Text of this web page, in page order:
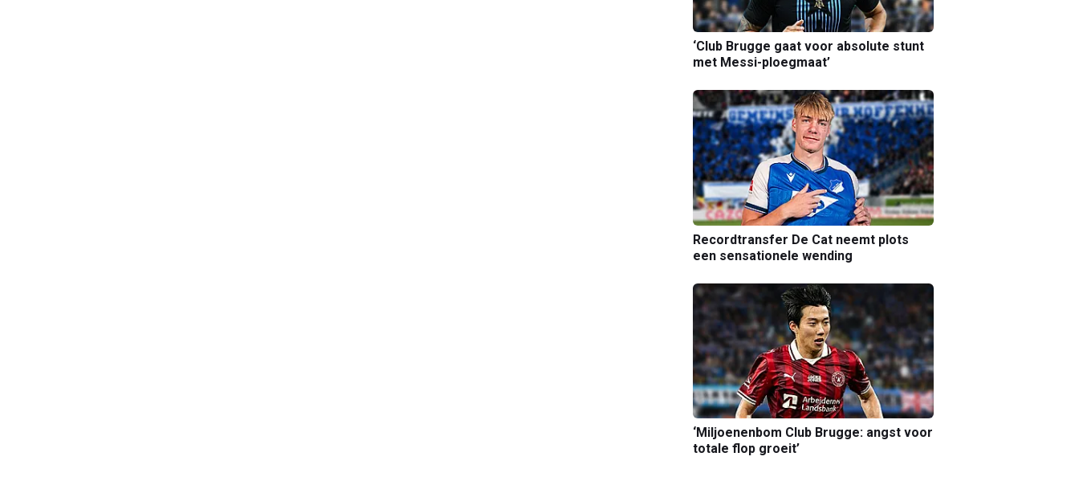
‘Club Brugge gaat voor absolute stunt
met Messi-ploegmaat’
Recordtransfer De Cat neemt plots
een sensationele wending
‘Miljoenenbom Club Brugge: angst voor
totale flop groeit’